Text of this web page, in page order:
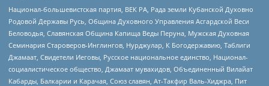
Национал-большевистская партия, ВЕК РА, Рада земли Кубанской Духовно
Родовой Державы Русь, Община Духовного Управления Асгардской Веси
Беловодья, Славянская Община Капища Веды Перуна, Мужская Духовная
Семинария Староверов-Инглингов, Нурджулар, К Богодержавию, Таблиги
Джамаат, Свидетели Иеговы, Русское национальное единство, Национал-
социалистическое общество, Джамаат мувахидов, Объединенный Вилайат
Кабарды, Балкарии и Карачая, Союз славян, Ат-Такфир Валь-Хиджра, Пит